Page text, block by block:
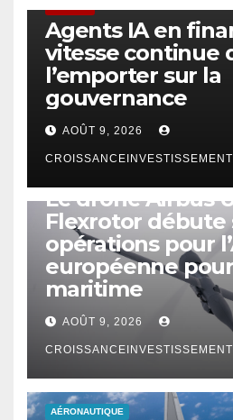
Agents IA en
vitesse continue
l’emporter sur la
gouvernance
AOÛT 9, 2026
CROISSANCEINVESTISSEMENT
Le drone Airbus
Flexrotor débute
opérations pour
européenne
maritime
AOÛT 9, 2026
CROISSANCEINVESTISSEMENT
AÉRONAUTIQUE